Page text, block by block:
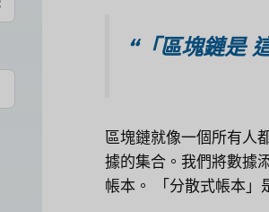
“「區塊鏈是
區塊鏈就像一個所有人
據的集合。我們將數據
帳本。 「分散式帳本」